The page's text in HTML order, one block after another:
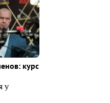
курс
у